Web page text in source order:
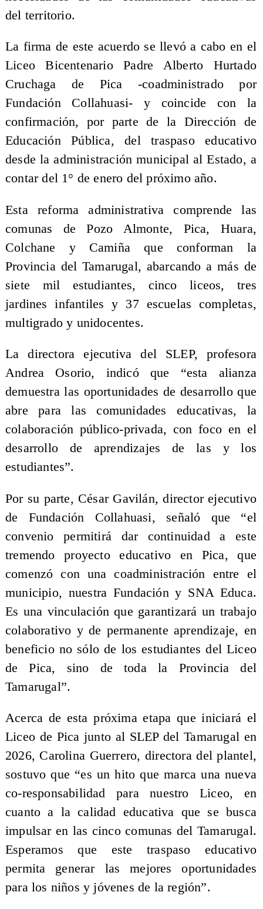
del territorio.
La firma de este acuerdo se llevó a cabo en el
Liceo Bicentenario Padre Alberto Hurtado
Cruchaga de Pica -coadministrado por
Fundación Collahuasi- y coincide con la
confirmación, por parte de la Dirección de
Educación Pública, del traspaso educativo
desde la administración municipal al Estado, a
contar del 1° de enero del próximo año.
Esta reforma administrativa comprende las
comunas de Pozo Almonte, Pica, Huara,
Colchane y Camiña que conforman la
Provincia del Tamarugal, abarcando a más de
siete mil estudiantes, cinco liceos, tres
jardines infantiles y 37 escuelas completas,
multigrado y unidocentes.
La directora ejecutiva del SLEP, profesora
Andrea Osorio, indicó que “esta alianza
demuestra las oportunidades de desarrollo que
abre para las comunidades educativas, la
colaboración público-privada, con foco en el
desarrollo de aprendizajes de las y los
estudiantes”.
Por su parte, César Gavilán, director ejecutivo
de Fundación Collahuasi, señaló que “el
convenio permitirá dar continuidad a este
tremendo proyecto educativo en Pica, que
comenzó con una coadministración entre el
municipio, nuestra Fundación y SNA Educa.
Es una vinculación que garantizará un trabajo
colaborativo y de permanente aprendizaje, en
beneficio no sólo de los estudiantes del Liceo
de Pica, sino de toda la Provincia del
Tamarugal”.
Acerca de esta próxima etapa que iniciará el
Liceo de Pica junto al SLEP del Tamarugal en
2026, Carolina Guerrero, directora del plantel,
sostuvo que “es un hito que marca una nueva
co-responsabilidad para nuestro Liceo, en
cuanto a la calidad educativa que se busca
impulsar en las cinco comunas del Tamarugal.
Esperamos que este traspaso educativo
permita generar las mejores oportunidades
para los niños y jóvenes de la región”.